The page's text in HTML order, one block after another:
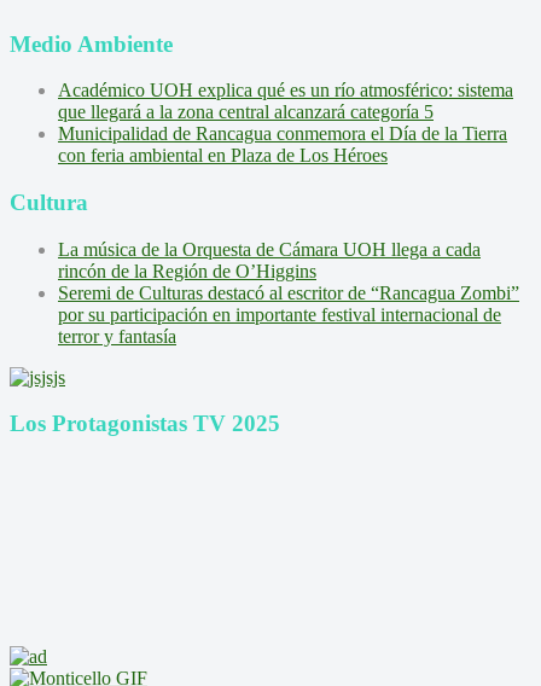
Medio Ambiente
Académico UOH explica qué es un río atmosférico: sistema
que llegará a la zona central alcanzará categoría 5
Municipalidad de Rancagua conmemora el Día de la Tierra
con feria ambiental en Plaza de Los Héroes
Cultura
La música de la Orquesta de Cámara UOH llega a cada
rincón de la Región de O’Higgins
Seremi de Culturas destacó al escritor de “Rancagua Zombi”
por su participación en importante festival internacional de
terror y fantasía
Los Protagonistas TV 2025